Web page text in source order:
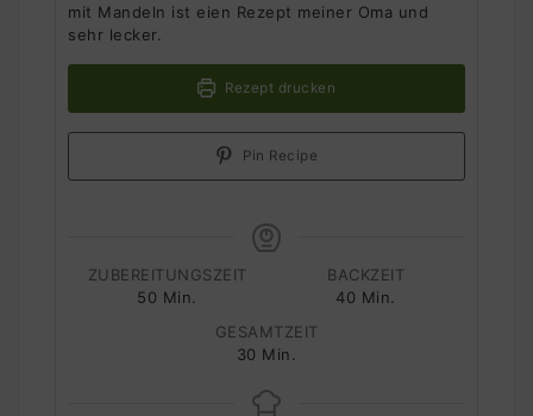
mit Mandeln ist eien Rezept meiner Oma und
sehr lecker.
Rezept drucken
Pin Recipe
ZUBEREITUNGSZEIT
50 Minuten
Min.
BACKZEIT
40 Minuten
Min.
GESAMTZEIT
30 Minuten
Min.